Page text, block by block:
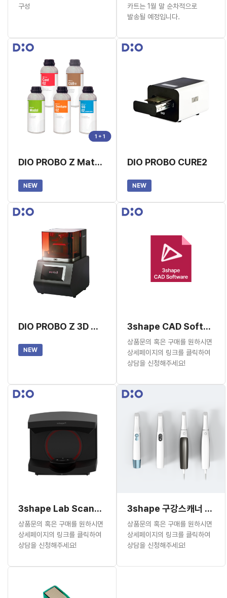
구성
카트는 1월 말 순차적으로
발송될 예정입니다.
DIO PROBO Z Material 레진 1+1
NEW
DIO PROBO CURE2
NEW
DIO PROBO Z 3D 프린터
NEW
3shape CAD Software(가격문의)
상품문의 혹은 구매를 원하시면
상세페이지의 링크를 클릭하여
상담을 신청해주세요!
3shape Lab Scanner(가격문의)
상품문의 혹은 구매를 원하시면
상세페이지의 링크를 클릭하여
상담을 신청해주세요!
3shape 구강스캐너 (가격문의)
상품문의 혹은 구매를 원하시면
상세페이지의 링크를 클릭하여
상담을 신청해주세요!